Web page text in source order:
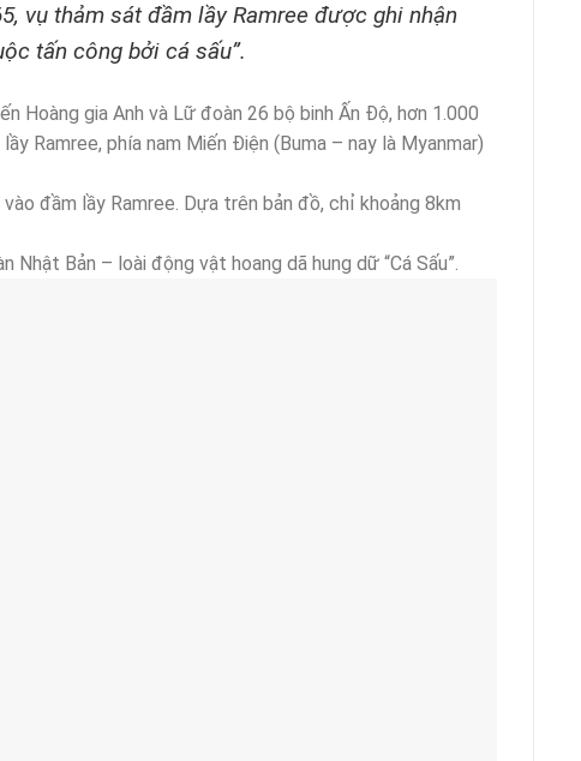
vụ thảm sát đầm lầy Ramree được ghi nhận
tấn công bởi cá sấu”.
Hoàng gia Anh và Lữ đoàn 26 bộ binh Ấn Độ, hơn 1.000
Ramree, phía nam Miến Điện (Buma – nay là Myanmar)
đầm lầy Ramree. Dựa trên bản đồ, chỉ khoảng 8km
Bản – loài động vật hoang dã hung dữ “Cá Sấu”.